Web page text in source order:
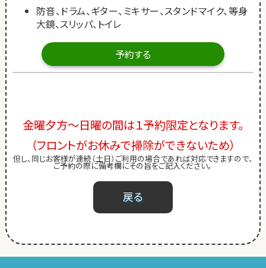
防音、ドラム、ギター、ミキサー、スタンドマイク、等身
大鏡、スリッパ、トイレ
予約する
金曜夕方～日曜の間は１予約限定となります。
（フロントがお休みで掃除ができないため）
但し、同じお客様が連続（土日）ご利用の場合であれば対応できますので、
ご予約の際に備考欄にその旨をご記入ください。
戻る